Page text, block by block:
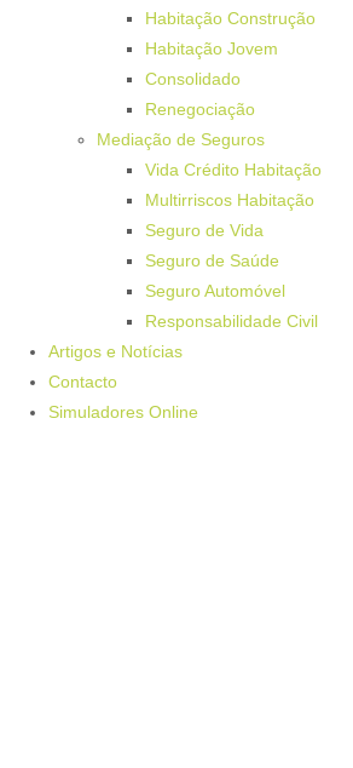
Habitação Construção
Habitação Jovem
Consolidado
Renegociação
Mediação de Seguros
Vida Crédito Habitação
Multirriscos Habitação
Seguro de Vida
Seguro de Saúde
Seguro Automóvel
Responsabilidade Civil
Artigos e Notícias
Contacto
Simuladores Online